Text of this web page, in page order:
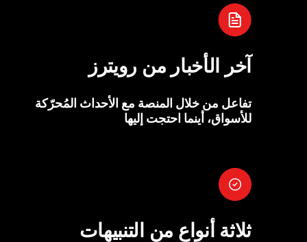
آخر الأخبار من رويترز
تفاعل من خلال المنصة مع الأحداث المُحرّكة
للأسواق، أينما احتجت إليها
ثلاثة أنواع من التنبيهات